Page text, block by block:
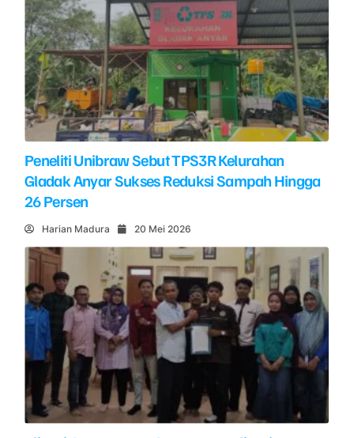
Peneliti Unibraw Sebut TPS3R Kelurahan
Gladak Anyar Sukses Reduksi Sampah Hingga
26 Persen
Harian Madura 20 Mei 2026